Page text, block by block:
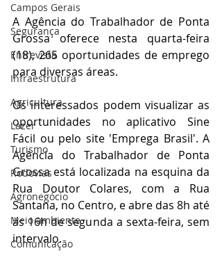
Campos Gerais
Segurança
Entrevista
Infraestrutura
Agricultura
Lazer
Turismo
Rodovias
Agronegócio
Meio ambiente
Comunicação
A Agência do Trabalhador de Ponta
Grossa oferece nesta quarta-feira
(18), 265 oportunidades de emprego
para diversas áreas.
Os interessados podem visualizar as
oportunidades no aplicativo Sine
Fácil ou pelo site 'Emprega Brasil'. A
Agência do Trabalhador de Ponta
Grossa está localizada na esquina da
Rua Doutor Colares, com a Rua
Santana, no Centro, e abre das 8h até
às 16h de segunda a sexta-feira, sem
intervalo.